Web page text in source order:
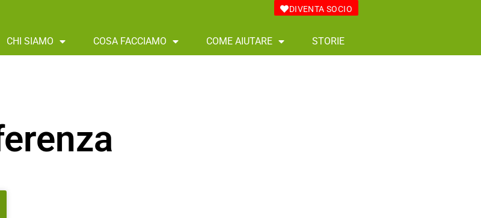
DIVENTA SOCIO
CHI SIAMO COSA FACCIAMO COME AIUTARE STORIE